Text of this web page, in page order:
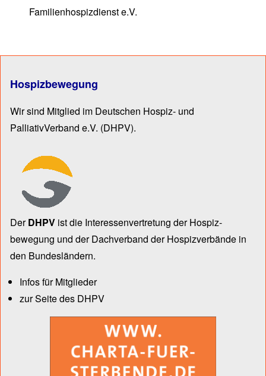
Familienhospizdienst e.V.
Hospizbewegung
Wir sind Mitglied im Deutschen Hospiz- und
PalliativVerband e.V. (DHPV).
DerDHPV ist die Inter­essen­ver­tre­tung der Hospiz­
bewegung und der Dach­verband der Hospiz­verbände in
den Bun­des­län­dern.
Infos für Mitglieder
zur Seite des DHPV